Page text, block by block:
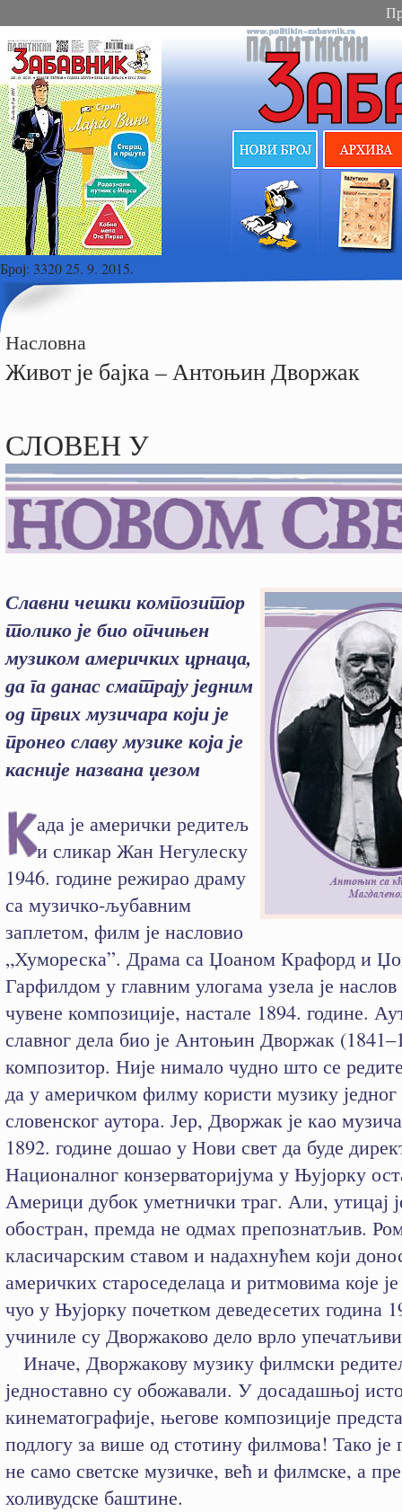
Број: 3320 25. 9. 2015.
Насловна
Живот је бајка – Антоњин Дворжак
СЛОВЕН У
Славни чешки композитор
толико је био опчињен
музиком америчких црнаца,
да га данас сматрају једним
од првих музичара који је
пронео славу музике која је
касније названа џезом
ада је амерички редитељ
и сликар Жан Негулеску
1946. године режирао драму
са музичко-љубавним
заплетом, филм је насловио
„Хумореска”. Драма са Џоаном Крафорд и
Гарфилдом у главним улогама узела је наслов
чувене композиције, настале 1894. године.
славног дела био је Антоњин Дворжак
композитор. Није нимало чудно што се
да у америчком филму користи музику једног
словенског аутора. Јер, Дворжак је као
1892. године дошао у Нови свет да буде
Националног конзерваторијума у Њујорку
Америци дубок уметнички траг. Али, утицај
обостран, премда не одмах препознатљив.
класичарским ставом и надахнућем који
америчких староседелаца и ритмовима које
чуо у Њујорку почетком деведесетих година
учиниле су Дворжаково дело врло
Иначе, Дворжакову музику филмски
једноставно су обожавали. У досадашњој
кинематографије, његове композиције
подлогу за више од стотину филмова! Тако је
не само светске музичке, већ и филмске, а
холивудске баштине.